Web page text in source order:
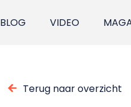
BLOG VIDEO
Terug naar overzicht